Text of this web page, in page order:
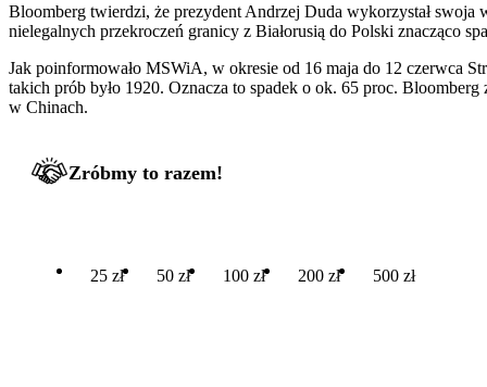
Bloomberg twierdzi, że prezydent Andrzej Duda wykorzystał
nielegalnych przekroczeń granicy z Białorusią do Polski znacząco
Jak poinformowało MSWiA, w okresie od 16 maja do 12 czerwca
takich prób było 1920. Oznacza to spadek o ok. 65 proc.
w Chinach.
Zróbmy to razem!
25 zł 50 zł 100 zł 200 zł 500 zł